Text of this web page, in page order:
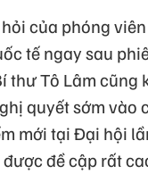
của phóng
tế ngay sau
thư Tô Lâm cũng
quyết sớm vào
mới tại Đại hội
đề cập rất